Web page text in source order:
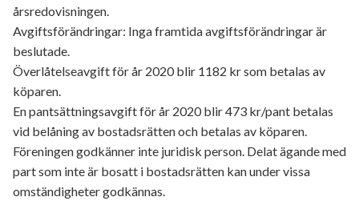
årsredovisningen.
Avgiftsförändringar: Inga framtida avgiftsförändringar är
beslutade.
Överlåtelseavgift för år 2020 blir 1182 kr som betalas av
köparen.
En pantsättningsavgift för år 2020 blir 473 kr/pant betalas
vid belåning av bostadsrätten och betalas av köparen.
Föreningen godkänner inte juridisk person. Delat ägande med
part som inte är bosatt i bostadsrätten kan under vissa
omständigheter godkännas.